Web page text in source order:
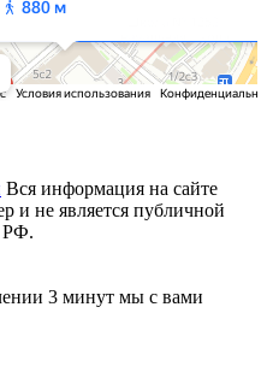
Вся информация на сайте
и не является публичной
РФ.
3 минут мы с вами